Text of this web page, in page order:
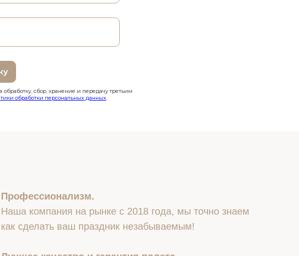
сбор, хранение и передачу третьим
обработки персональных данных.
Профессионализм.
Наша компания на рынке с 2018 года, мы точно знаем
как сделать ваш праздник незабываемым!